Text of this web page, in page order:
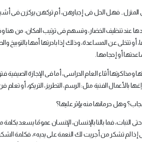
فهل الحل فى إجبارهن، أم تركهن يركزن فى
عند تنظيف الخضار، وتسهم فى ترتيب المكان، من
عن المساعدة، وذلك إذا بادرتها أمها بالتوبيخ
أو إحجامها.
ومذاكرتها أثناء العام الدراسى، أما فى الإجازة
بالأعمال الفنية مثل: الرسم، التطريز، التريكو، أو
وهل حرمانها منه يؤثر عليها؟
حتى النبات، فما بالنا بالإنسان، الإنسان عمومًا يسعد
لم تشكر من أجريت لك النعمة على يديه»، فكلمة الشكر